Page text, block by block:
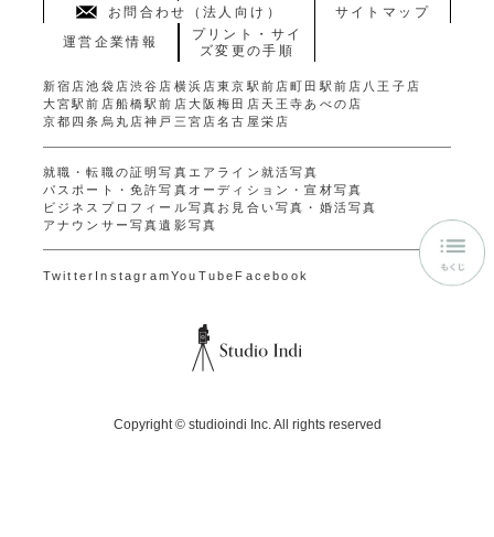
お問合わせ（法人向け）
サイトマップ
運営企業情報
プリント・サイ
ズ変更の手順
新宿店池袋店渋谷店 横浜店東京駅前店町田駅前店 八王子店
大宮駅前店船橋駅前店大阪梅田店 天王寺あべの店
京都四条烏丸店神戸三宮店名古屋栄店
就職・転職の証明写真 エアライン就活写真
パスポート・免許写真 オーディション・宣材写真
ビジネスプロフィール写真 お見合い写真・婚活写真
アナウンサー写真遺影写真
Twitter InstagramYouTube Facebook
Copyright © studioindi Inc.All rights reserved